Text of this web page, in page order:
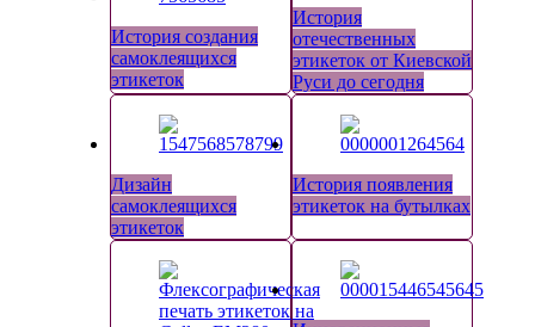
История создания
самоклеящихся
этикеток
История
отечественных
этикеток от Киевской
Руси до сегодня
Дизайн
самоклеящихся
этикеток
История появления
этикеток на бутылках